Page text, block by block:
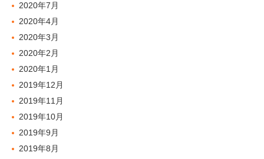
2020年7月
2020年4月
2020年3月
2020年2月
2020年1月
2019年12月
2019年11月
2019年10月
2019年9月
2019年8月